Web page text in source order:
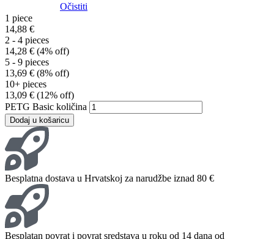
Očistiti
1 piece
14,88 €
2 - 4 pieces
14,28 € (4% off)
5 - 9 pieces
13,69 € (8% off)
10+ pieces
13,09 € (12% off)
PETG Basic količina
Dodaj u košaricu
Besplatna dostava u Hrvatskoj za narudžbe iznad 80 €
Besplatan povrat i povrat sredstava u roku od 14 dana od